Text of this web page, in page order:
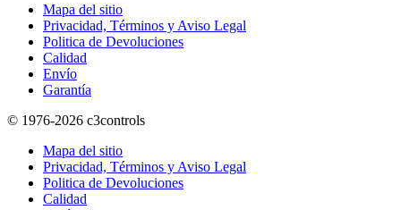
Mapa del sitio
Privacidad, Términos y Aviso Legal
Politica de Devoluciones
Calidad
Envío
Garantía
© 1976-2026 c3controls
Mapa del sitio
Privacidad, Términos y Aviso Legal
Politica de Devoluciones
Calidad